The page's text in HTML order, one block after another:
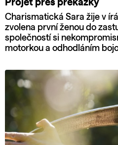
Projet přes překážky
Charismatická Sara žije v
zvolena první ženou do
společností si
motorkou a odhodláním